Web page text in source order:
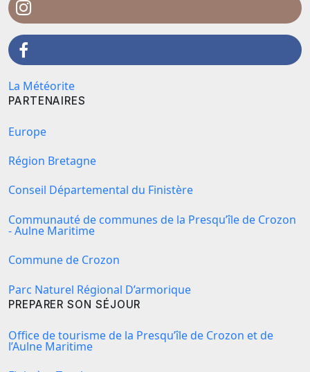
La Météorite
PARTENAIRES
Europe
Région Bretagne
Conseil Départemental du Finistère
Communauté de communes de la Presqu’île de Crozon
- Aulne Maritime
Commune de Crozon
Parc Naturel Régional D’armorique
PREPARER SON SÉJOUR
Office de tourisme de la Presqu’île de Crozon et de
l’Aulne Maritime